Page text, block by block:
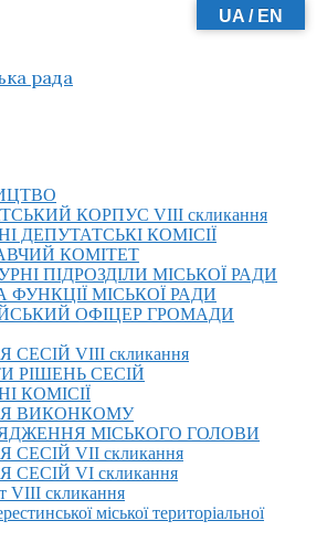
рада
КОРПУС VIІI скликання
ДЕПУТАТСЬКІ КОМІСІЇ
КОМІТЕТ
ПІДРОЗДІЛИ МІСЬКОЇ РАДИ
ФУНКЦІЇ МІСЬКОЇ РАДИ
ОФІЦЕР ГРОМАДИ
СЕСІЙ VIІI скликання
РІШЕНЬ СЕСІЙ
КОМІСІЇ
ВИКОНКОМУ
МІСЬКОГО ГОЛОВИ
СЕСІЙ VII скликання
СЕСІЙ VI скликання
VIІI скликання
міської територіальної
UA / EN